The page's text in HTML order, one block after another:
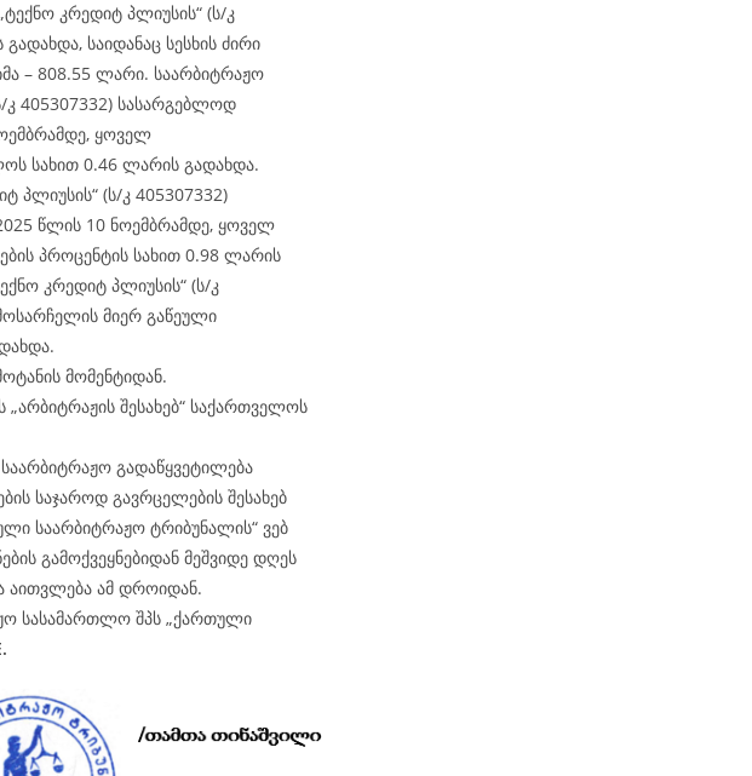
კრედიტ პლიუსის“ (ს/კ
საიდანაც სესხის ძირი
– 808.55 ლარი. საარბიტრაჟო
კ 405307332) სასარგებლოდ
ყოველ
სახით 0.46 ლარის გადახდა.
პლიუსის“ (ს/კ 405307332)
წლის 10 ნოემბრამდე, ყოველ
პროცენტის სახით 0.98 ლარის
კრედიტ პლიუსის“ (ს/კ
მიერ გაწეული
მომენტიდან.
შესახებ“ საქართველოს
გადაწყვეტილება
საჯაროდ გავრცელების შესახებ
საარბიტრაჟო ტრიბუნალის“ ვებ
გამოქვეყნებიდან მეშვიდე დღეს
აითვლება ამ დროიდან.
სასამართლო შპს „ქართული